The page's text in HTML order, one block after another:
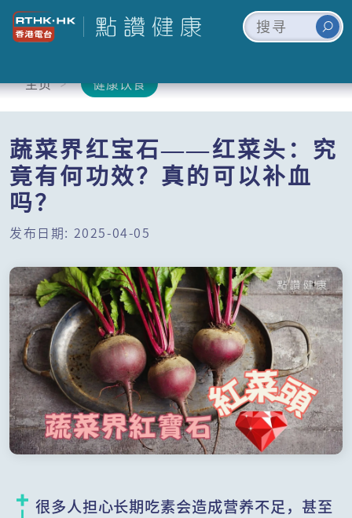
主页 健康饮食
蔬菜界红宝石——红菜头：究
竟有何功效？真的可以补血
吗？
发布日期: 2025-04-05
很多人担心长期吃素会造成营养不足，甚至